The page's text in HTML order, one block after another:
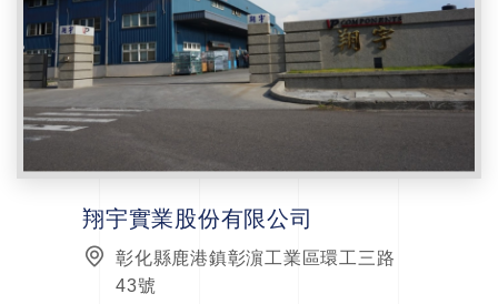
翔宇實業股份有限公司
彰化縣鹿港鎮彰濵工業區環工三路
43號